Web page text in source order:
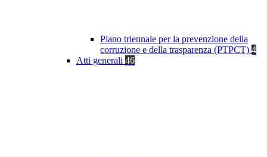
Piano triennale per la prevenzione della
corruzione e della trasparenza (PTPCT) 4
Atti generali 46